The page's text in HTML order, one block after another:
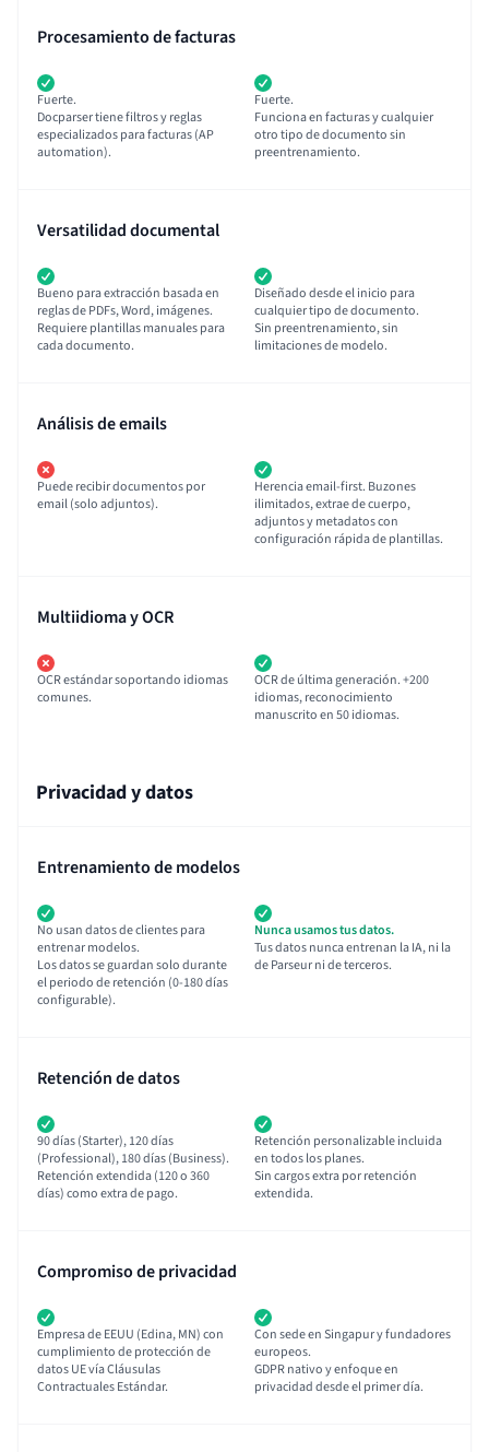
Procesamiento de facturas
Fuerte.
Docparser tiene filtros y reglas
especializados para facturas (AP
automation).
Fuerte.
Funciona en facturas y cualquier
otro tipo de documento sin
preentrenamiento.
Versatilidad documental
Bueno para extracción basada en
reglas de PDFs, Word, imágenes.
Requiere plantillas manuales para
cada documento.
Diseñado desde el inicio para
cualquier tipo de documento.
Sin preentrenamiento, sin
limitaciones de modelo.
Análisis de emails
Puede recibir documentos por
email (solo adjuntos).
Herencia email-first. Buzones
ilimitados, extrae de cuerpo,
adjuntos y metadatos con
configuración rápida de plantillas.
Multiidioma y OCR
OCR estándar soportando idiomas
comunes.
OCR de última generación. +200
idiomas, reconocimiento
manuscrito en 50 idiomas.
Privacidad y datos
Entrenamiento de modelos
No usan datos de clientes para
entrenar modelos.
Los datos se guardan solo durante
el periodo de retención (0-180 días
configurable).
Nunca usamos tus datos.
Tus datos nunca entrenan la IA, ni la
de Parseur ni de terceros.
Retención de datos
90 días (Starter), 120 días
(Professional), 180 días (Business).
Retención extendida (120 o 360
días) como extra de pago.
Retención personalizable incluida
en todos los planes.
Sin cargos extra por retención
extendida.
Compromiso de privacidad
Empresa de EEUU (Edina, MN) con
cumplimiento de protección de
datos UE vía Cláusulas
Contractuales Estándar.
Con sede en Singapur y fundadores
europeos.
GDPR nativo y enfoque en
privacidad desde el primer día.